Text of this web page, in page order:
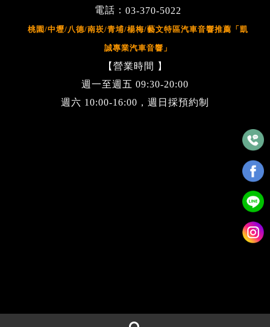
電話： 03-370-5022
桃園/中壢/八德/南崁/青埔/楊梅/藝文特區汽車音響推薦「凱
誠專業汽車音響」
【營業時間 】
週一至週五 09:30-20:00
週六 10:00-16:00，週日採預約制